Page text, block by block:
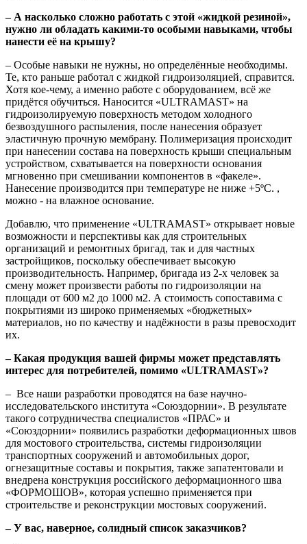
– А насколько сложно работать с этой «жидкой резиной»,
нужно ли обладать какими-то особыми навыками, чтобы
нанести её на крышу?
– Особые навыки не нужны, но определённые необходимы.
Те, кто раньше работал с жидкой гидроизоляцией, справится.
Хотя кое-чему, а именно работе с оборудованием, всё же
придётся обучиться. Наносится «ULTRAMAST» на
гидроизолируемую поверхность методом холодного
безвоздушного распыления, после нанесения образует
эластичную прочную мембрану. Полимеризация происходит
при нанесении состава на поверхность крыши специальным
устройством, схватывается на поверхности основания
мгновенно при смешивании компонентов в «факеле».
Нанесение производится при температуре не ниже +5ºС. ,
можно - на влажное основание.
Добавлю, что применение «ULTRAMAST» открывает новые
возможности и перспективы как для строительных
организаций и ремонтных бригад, так и для частных
застройщиков, поскольку обеспечивает высокую
производительность. Например, бригада из 2-х человек за
смену может произвести работы по гидроизоляции на
площади от 600 м2 до 1000 м2. А стоимость сопоставима с
покрытиями из широко применяемых «бюджетных»
материалов, но по качеству и надёжности в разы превосходит
их.
– Какая продукция вашей фирмы может представлять
интерес для потребителей, помимо «ULTRAMAST»?
– Все наши разработки проводятся на базе научно-
исследовательского института «Союздорнии». В результате
такого сотрудничества специалистов «ПРАС» и
«Союздорнии» появились разработки деформационных швов
для мостового строительства, системы гидроизоляции
транспортных сооружений и автомобильных дорог,
огнезащитные составы и покрытия, также запатентовали и
внедрена конструкция российского деформационного шва
«ФОРМОШОВ», которая успешно применяется при
строительстве и реконструкции мостовых сооружений.
– У вас, наверное, солидный список заказчиков?